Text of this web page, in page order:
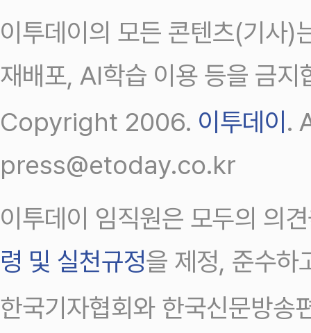
이투데이의 모든 콘텐츠(기사)
재배포, AI학습 이용 등을 금지
Copyright 2006. 이투데이 .
press@etoday.co.kr
이투데이 임직원은 모두의 의
령 및 실천규정을 제정, 준수하
한국기자협회와 한국신문방송